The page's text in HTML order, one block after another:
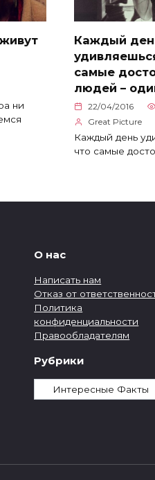
ни
Каждый
самые
людей –
22/04/2016
Great Picture
Каждый день
что самые
О нас
Написать нам
Отказ от
Политика
конфиденциальности
Правообладателям
Рубрики
Рубрики